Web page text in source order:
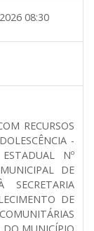
08:30
RECURSOS
-
Nº
DE
SECRETARIA
DE
DO MUNICÍPIO